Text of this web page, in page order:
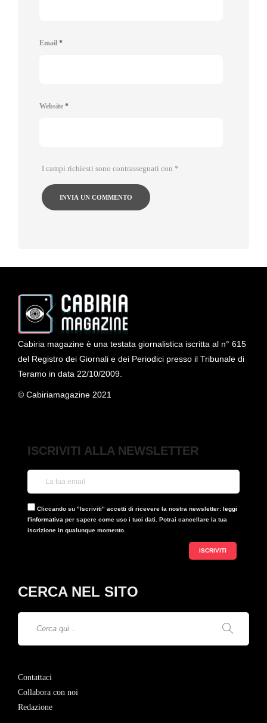
Email *
Website *
I campi richiesti sono contrassegnati con *
Cabiria magazine è una testata giornalistica iscritta al n° 615
del Registro dei Giornali e dei Periodici presso il Tribunale di
Teramo in data 22/10/2009.
© Cabiriamagazine 2021
ISCRIVITI ALLA NEWSLETTER
Cliccando su "Iscriviti" accetti di ricevere la nostra newsletter: leggi
l'informativa per sapere come uso i tuoi dati. Potrai cancellare la tua
iscrizione in qualunque momento.
CERCA NEL SITO
Contattaci
Collabora con noi
Redazione